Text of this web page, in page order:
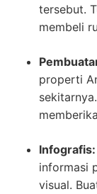
tersebut.
membeli
properti
Infografis:
informasi
visual.